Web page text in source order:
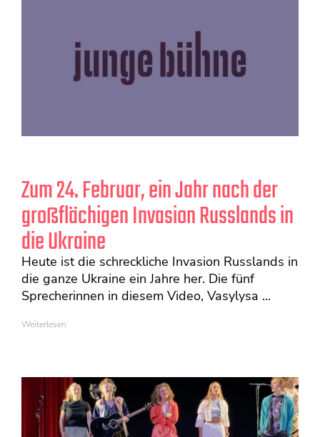
Zum 24. Februar, ein Jahr nach der
großflächigen Invasion Russlands in
die Ukraine
Heute ist die schreckliche Invasion Russlands in
die ganze Ukraine ein Jahre her. Die fünf
Sprecherinnen in diesem Video, Vasylysa ...
Weiterlesen